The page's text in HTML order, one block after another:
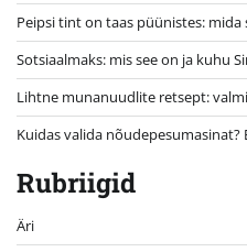
Peipsi tint on taas püünistes:
Sotsiaalmaks: mis see on ja kuhu
Lihtne munanuudlite retsept:
Kuidas valida
Rubriigid
Äri